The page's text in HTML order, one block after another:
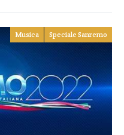
Musica Speciale Sanremo